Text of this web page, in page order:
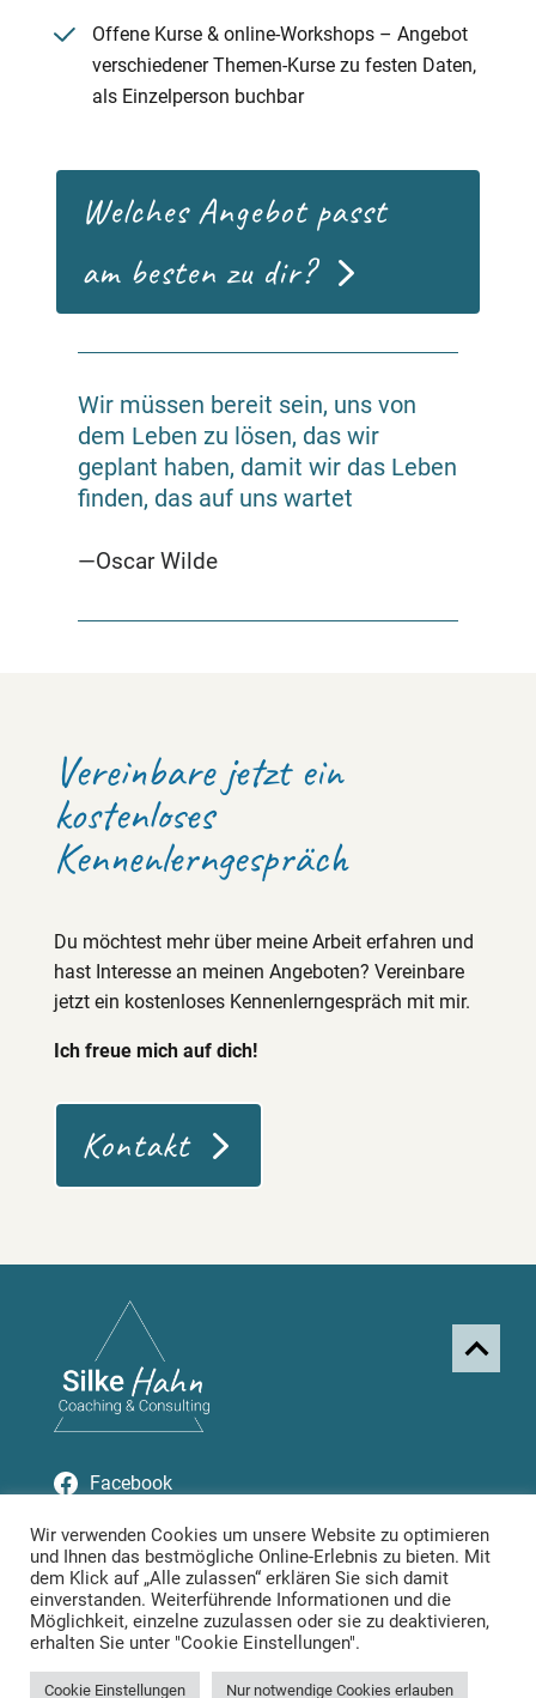
Offene Kurse & online-Workshops – Angebot
verschiedener Themen-Kurse zu festen Daten,
als Einzelperson buchbar
Welches Angebot passt
am besten zu dir?
Wir müssen bereit sein, uns von
dem Leben zu lösen, das wir
geplant haben, damit wir das Leben
finden, das auf uns wartet
—Oscar Wilde
Vereinbare jetzt ein
kostenloses
Kennenlerngespräch
Du möchtest mehr über meine Arbeit erfahren und
hast Interesse an meinen Angeboten? Vereinbare
jetzt ein kostenloses Kennenlerngespräch mit mir.
Ich freue mich auf dich!
Kontakt
Facebook
LinkedIn
Cookie Einstellungen
Kontakt
Impressum
Top
Wir verwenden Cookies um unsere Website zu optimieren
und Ihnen das bestmögliche Online-Erlebnis zu bieten. Mit
dem Klick auf „Alle zulassen“ erklären Sie sich damit
einverstanden. Weiterführende Informationen und die
Möglichkeit, einzelne zuzulassen oder sie zu deaktivieren,
erhalten Sie unter "Cookie Einstellungen".
Cookie Einstellungen Nur notwendige Cookies erlauben